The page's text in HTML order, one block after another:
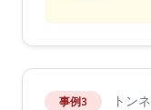
事例3 トン